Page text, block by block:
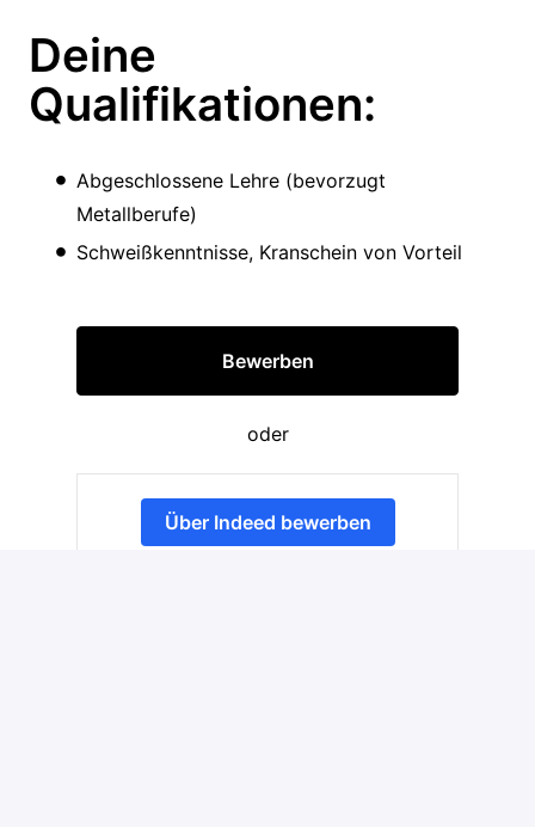
Deine
Qualifikationen:
Abgeschlossene Lehre (bevorzugt
Metallberufe)
Schweißkenntnisse, Kranschein von Vorteil
Bewerben
oder
Über Indeed bewerben